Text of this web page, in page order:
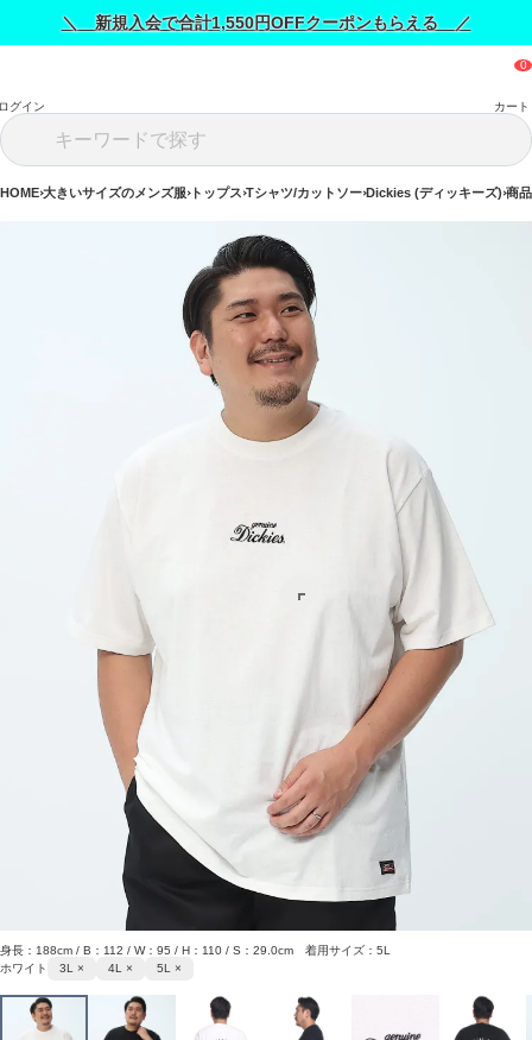
＼ 新規入会で合計1,550円OFFクーポンもらえる ／
グイン カート
HOME 大きいサイズのメンズ服 トップス Tシャツ/カットソー Dickies (ディッキーズ) 商
身長：188cm / B：112 / W：95 / H：110 / S：29.0cm 着用サイズ：5L
ホワイト
3L × 4L × 5L ×